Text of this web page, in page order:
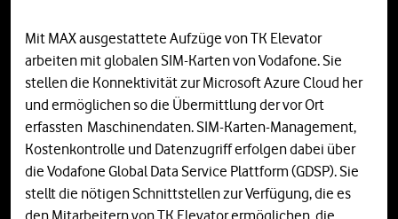
Mit MAX ausgestattete Aufzüge von TK Elevator
arbeiten mit globalen SIM-Karten von Vodafone. Sie
stellen die Konnektivität zur Microsoft Azure Cloud her
und ermöglichen so die Übermittlung der vor Ort
erfassten Maschinendaten. SIM-Karten-Management,
Kostenkontrolle und Datenzugriff erfolgen dabei über
die Vodafone Global Data Service Plattform (GDSP). Sie
stellt die nötigen Schnittstellen zur Verfügung, die es
den Mitarbeitern von TK Elevator ermöglichen, die